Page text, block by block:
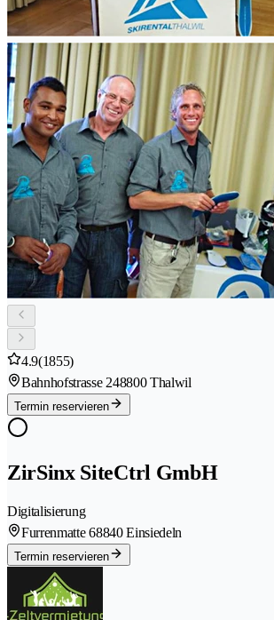
4.9(1855)
Bahnhofstrasse 248800 Thalwil
Termin reservieren
ZirSinx SiteCtrl GmbH
Digitalisierung
Furrenmatte 68840 Einsiedeln
Termin reservieren